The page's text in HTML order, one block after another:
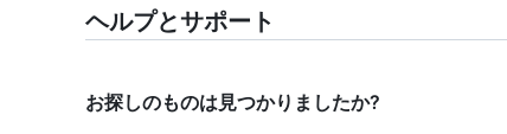
ヘルプとサポート
お探しのものは見つかりましたか?